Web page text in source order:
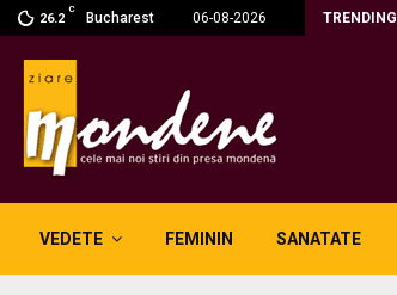
26.2
C
Bucharest 06-08-2026 TRENDING
fum: unde se potrivesc…
VEDETE FEMININ SANATATE